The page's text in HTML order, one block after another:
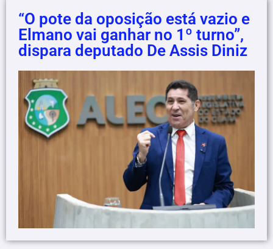
“O pote da oposição está vazio e
Elmano vai ganhar no 1º turno”,
dispara deputado De Assis Diniz